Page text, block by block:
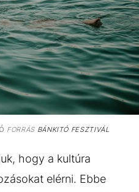
FORRÁSBÁNKITÓ FESZTIVÁL
hogy a kultúra
elérni. Ebbe